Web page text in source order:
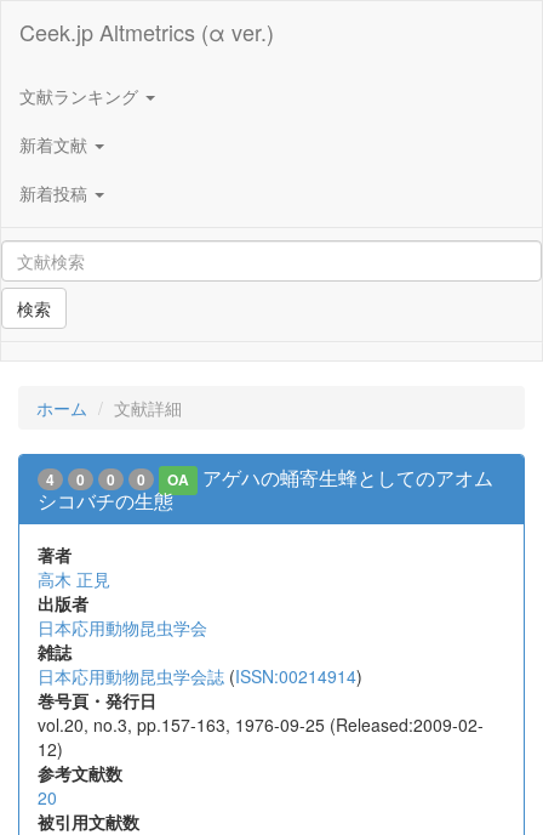
Ceek.jp Altmetrics (α ver.)
文献ランキング
新着文献
新着投稿
検索
ホーム 文献詳細
4 0 0 0 OA
アゲハの蛹寄生蜂としてのアオム
シコバチの生態
著者
高木 正見
出版者
日本応用動物昆虫学会
雑誌
日本応用動物昆虫学会誌 (ISSN:00214914)
巻号頁・発行日
vol.20, no.3, pp.157-163, 1976-09-25 (Released:2009-02-
12)
参考文献数
20
被引用文献数